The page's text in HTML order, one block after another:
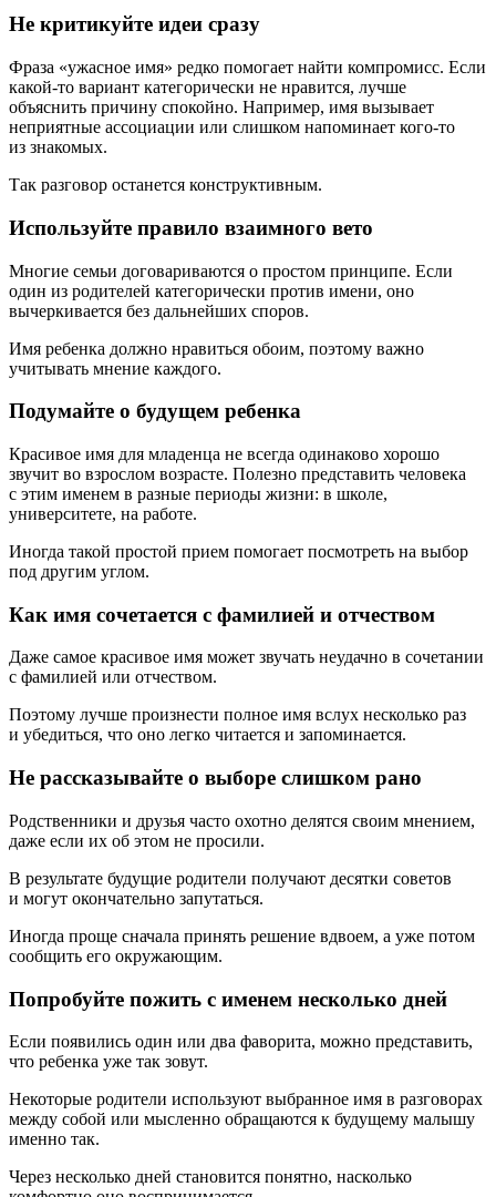
Не критикуйте идеи сразу
Фраза «ужасное имя» редко помогает найти компромисс. Если
какой-то вариант категорически не нравится, лучше
объяснить причину спокойно. Например, имя вызывает
неприятные ассоциации или слишком напоминает кого-то
из знакомых.
Так разговор останется конструктивным.
Используйте правило взаимного вето
Многие семьи договариваются о простом принципе. Если
один из родителей категорически против имени, оно
вычеркивается без дальнейших споров.
Имя ребенка должно нравиться обоим, поэтому важно
учитывать мнение каждого.
Подумайте о будущем ребенка
Красивое имя для младенца не всегда одинаково хорошо
звучит во взрослом возрасте. Полезно представить человека
с этим именем в разные периоды жизни: в школе,
университете, на работе.
Иногда такой простой прием помогает посмотреть на выбор
под другим углом.
Как имя сочетается с фамилией и отчеством
Даже самое красивое имя может звучать неудачно в сочетании
с фамилией или отчеством.
Поэтому лучше произнести полное имя вслух несколько раз
и убедиться, что оно легко читается и запоминается.
Не рассказывайте о выборе слишком рано
Родственники и друзья часто охотно делятся своим мнением,
даже если их об этом не просили.
В результате будущие родители получают десятки советов
и могут окончательно запутаться.
Иногда проще сначала принять решение вдвоем, а уже потом
сообщить его окружающим.
Попробуйте пожить с именем несколько дней
Если появились один или два фаворита, можно представить,
что ребенка уже так зовут.
Некоторые родители используют выбранное имя в разговорах
между собой или мысленно обращаются к будущему малышу
именно так.
Через несколько дней становится понятно, насколько